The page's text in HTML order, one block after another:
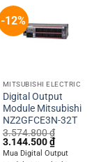
-12%
MITSUBISHI ELECTRIC
Digital Output
Module Mitsubishi
NZ2GFCE3N-32T
3.574.800₫
Original
price
was:
3.144.500₫Current
price
is:
Mua Digital Output